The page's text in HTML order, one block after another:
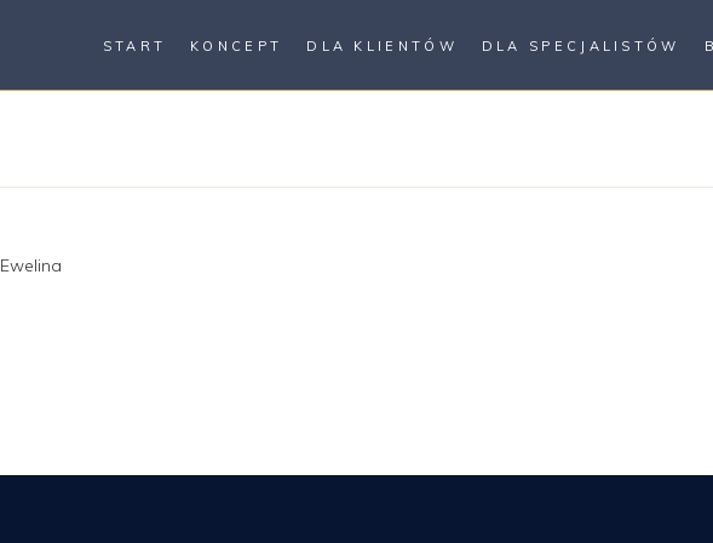
START KONCEPT DLA KLIENTÓW DLA SPECJALISTÓW
Ewelina